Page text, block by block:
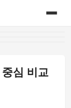
심 비교